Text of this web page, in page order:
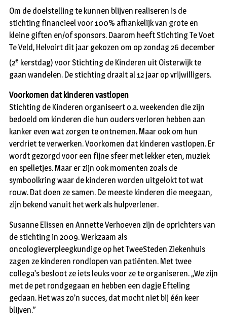
Om de doelstelling te kunnen blijven realiseren is de
stichting financieel voor 100% afhankelijk van grote en
kleine giften en/of sponsors. Daarom heeft Stichting Te Voet
Te Veld, Helvoirt dit jaar gekozen om op zondag 26 december
(2e kerstdag) voor Stichting de Kinderen uit Oisterwijk te
gaan wandelen. De stichting draait al 12 jaar op vrijwilligers.
Voorkomen dat kinderen vastlopen
Stichting de Kinderen organiseert o.a. weekenden die zijn
bedoeld om kinderen die hun ouders verloren hebben aan
kanker even wat zorgen te ontnemen. Maar ook om hun
verdriet te verwerken. Voorkomen dat kinderen vastlopen. Er
wordt gezorgd voor een fijne sfeer met lekker eten, muziek
en spelletjes. Maar er zijn ook momenten zoals de
symboolkring waar de kinderen worden uitgelokt tot wat
rouw. Dat doen ze samen. De meeste kinderen die meegaan,
zijn bekend vanuit het werk als hulpverlener.
Susanne Elissen en Annette Verhoeven zijn de oprichters van
de stichting in 2009. Werkzaam als
oncologieverpleegkundige op het TweeSteden Ziekenhuis
zagen ze kinderen rondlopen van patiënten. Met twee
collega’s besloot ze iets leuks voor ze te organiseren. ,,We zijn
met de pet rondgegaan en hebben een dagje Efteling
gedaan. Het was zo’n succes, dat mocht niet bij één keer
blijven.”